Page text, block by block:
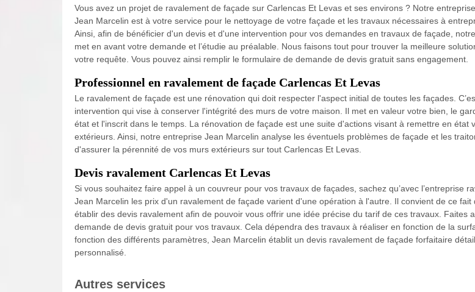
Vous avez un projet de ravalement de façade sur Carlencas Et Levas et ses environs ? Notre
Jean Marcelin est à votre service pour le nettoyage de votre façade et les travaux nécessaires à
Ainsi, afin de bénéficier d'un devis et d'une intervention pour vos demandes en travaux de façade,
met en avant votre demande et l’étudie au préalable. Nous faisons tout pour trouver la meilleure
votre requête. Vous pouvez ainsi remplir le formulaire de demande de devis gratuit sans engagement.
Professionnel en ravalement de façade Carlencas Et Levas
Le ravalement de façade est une rénovation qui doit respecter l'aspect initial de toutes les façades.
intervention qui vise à conserver l'intégrité des murs de votre maison. Il met en valeur votre bien, le
état et l'inscrit dans le temps. La rénovation de façade est une suite d'actions visant à remettre en état
extérieurs. Ainsi, notre entreprise Jean Marcelin analyse les éventuels problèmes de façade et les
d'assurer la pérennité de vos murs extérieurs sur tout Carlencas Et Levas.
Devis ravalement Carlencas Et Levas
Si vous souhaitez faire appel à un couvreur pour vos travaux de façades, sachez qu’avec l’entreprise
Jean Marcelin les prix d'un ravalement de façade varient d'une opération à l'autre. Il convient de ce fait
établir des devis ravalement afin de pouvoir vous offrir une idée précise du tarif de ces travaux. Faites
demande de devis gratuit pour vos travaux. Cela dépendra des travaux à réaliser en fonction de la
fonction des différents paramètres, Jean Marcelin établit un devis ravalement de façade forfaitaire
personnalisé.
Autres services